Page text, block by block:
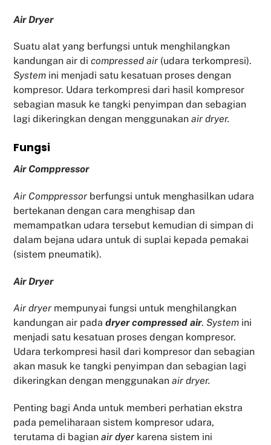
Air Dryer
Suatu alat yang berfungsi untuk menghilangkan
kandungan air dicompressed air (udara terkompresi).
System ini menjadi satu kesatuan proses dengan
kompresor. Udara terkompresi dari hasil kompresor
sebagian masuk ke tangki penyimpan dan sebagian
lagi dikeringkan dengan menggunakan air dryer.
Fungsi
Air Comppressor
Air Comppressor berfungsi untuk menghasilkan udara
bertekanan dengan cara menghisap dan
memampatkan udara tersebut kemudian di simpan di
dalam bejana udara untuk di suplai kepada pemakai
(sistem pneumatik).
Air Dryer
Air dryer mempunyai fungsi untuk menghilangkan
kandungan air padadryer compressed air.System ini
menjadi satu kesatuan proses dengan kompresor.
Udara terkompresi hasil dari kompresor dan sebagian
akan masuk ke tangki penyimpan dan sebagian lagi
dikeringkan dengan menggunakanair dryer.
Penting bagi Anda untuk memberi perhatian ekstra
pada pemeliharaan sistem kompresor udara,
terutama di bagianair dyer karena sistem ini